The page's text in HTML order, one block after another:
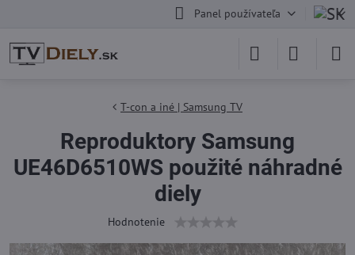
Panel používateľa
T-con a iné | Samsung TV
Reproduktory Samsung
UE46D6510WS použité náhradné
diely
Hodnotenie